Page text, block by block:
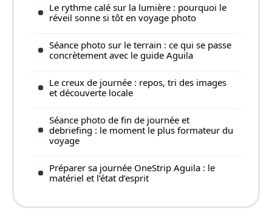
Le rythme calé sur la lumière : pourquoi le
réveil sonne si tôt en voyage photo
Séance photo sur le terrain : ce qui se passe
concrètement avec le guide Aguila
Le creux de journée : repos, tri des images
et découverte locale
Séance photo de fin de journée et
debriefing : le moment le plus formateur du
voyage
Préparer sa journée OneStrip Aguila : le
matériel et l’état d’esprit